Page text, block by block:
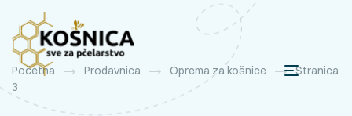
Početna Prodavnica Oprema za košnice
Stranica
3